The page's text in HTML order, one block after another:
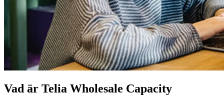
Vad är Telia Wholesale Capacity